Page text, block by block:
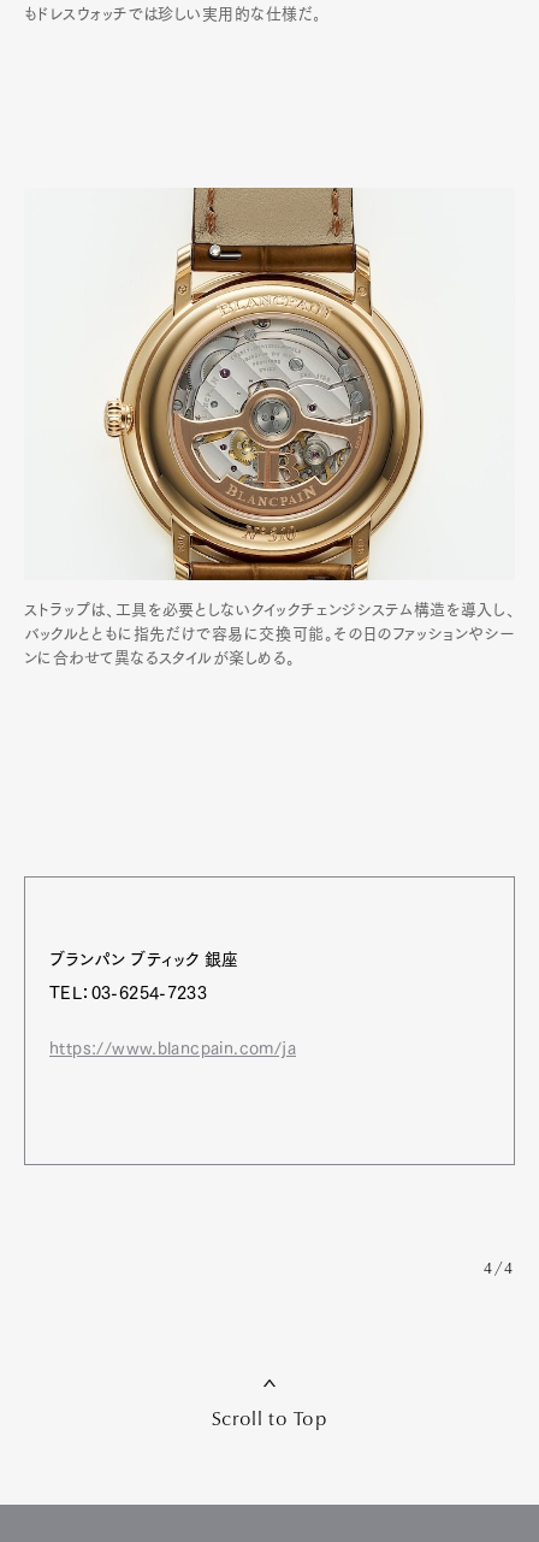
もドレスウォッチでは珍しい実用的な仕様だ｡
ストラップは、工具を必要としないクイックチェンジシステム構造を導入し、
バックルとともに指先だけで容易に交換可能。その日のファッションやシー
ンに合わせて異なるスタイルが楽しめる。
ブランパン ブティック 銀座
TEL：03-6254-7233
https://www.blancpain.com/ja
4/4
Scroll to Top